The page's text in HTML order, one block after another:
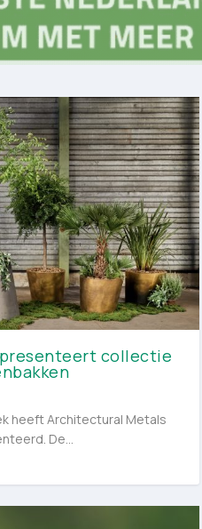
collectie
heeft Architectural Metals
De...